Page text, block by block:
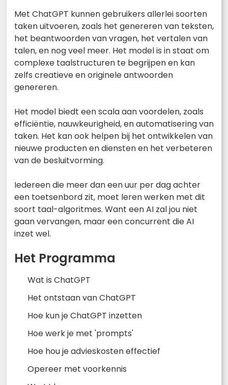
Met ChatGPT kunnen gebruikers allerlei soorten
taken uitvoeren, zoals het genereren van teksten,
het beantwoorden van vragen, het vertalen van
talen, en nog veel meer. Het model is in staat om
complexe taalstructuren te begrijpen en kan
zelfs creatieve en originele antwoorden
genereren.
Het model biedt een scala aan voordelen, zoals
efficiëntie, nauwkeurigheid, en automatisering van
taken. Het kan ook helpen bij het ontwikkelen van
nieuwe producten en diensten en het verbeteren
van de besluitvorming.
Iedereen die meer dan een uur per dag achter
een toetsenbord zit, moet leren werken met dit
soort taal-algoritmes. Want een AI zal jou niet
gaan vervangen, maar een concurrent die AI
inzet wel.
Het Programma
Wat is ChatGPT
Het ontstaan van ChatGPT
Hoe kun je ChatGPT inzetten
Hoe werk je met 'prompts'
Hoe hou je advieskosten effectief
Opereer met voorkennis